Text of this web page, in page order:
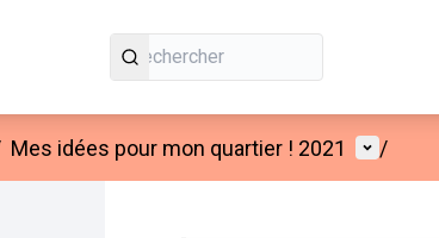
Mes idées pour mon quartier ! 2021 Menu
/
Passer la carte